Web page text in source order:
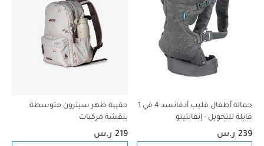
حمالة أطفال فليب أدفانسد 4 في 1
قابلة للتحويل - إنفانتينو
239 ر.س
حقيبة ظهر سيترون متوسطة
بنقشة مركبات
219 ر.س